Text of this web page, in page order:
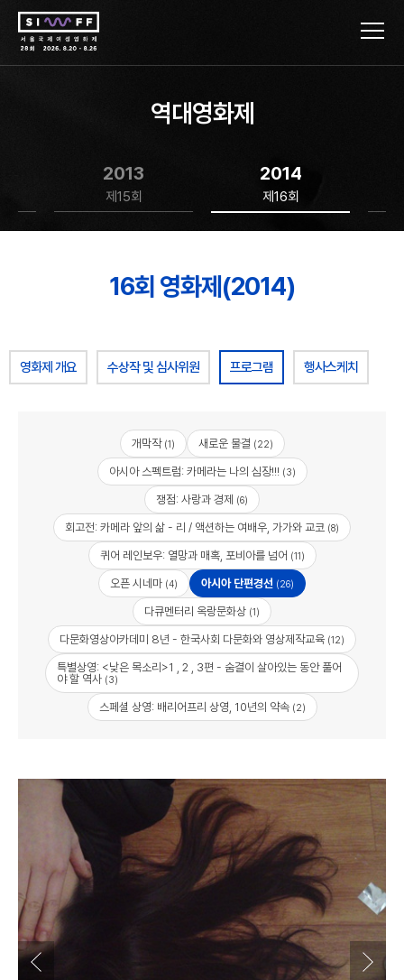
역대영화제
2013
제15회
2014
제16회
16회 영화제(2014)
영화제 개요 수상작 및 심사위원 프로그램 행사스케치
개막작(1) 새로운 물결 (22)
아시아 스펙트럼: 카메라는 나의 심장!!! (3)
쟁점: 사랑과 경제 (6)
회고전: 카메라 앞의 삶 - 리 / 액션하는 여배우, 가가와 교코 (8)
퀴어 레인보우: 열망과 매혹, 포비아를 넘어 (11)
오픈 시네마 (4) 아시아 단편경선 (26)
다큐멘터리 옥랑문화상 (1)
다문화영상아카데미 8년 - 한국사회 다문화와 영상제작교육 (12)
특별상영: <낮은 목소리>1 , 2 , 3편 - 숨결이 살아있는 동안 풀어
야 할 역사 (3)
스페셜 상영: 배리어프리 상영, 10년의 약속(2)